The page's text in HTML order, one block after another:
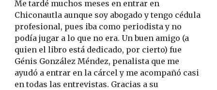
Me tardé muchos meses en entrar en
Chiconautla aunque soy abogado y tengo cédula
profesional, pues iba como periodista y no
podía jugar a lo que no era. Un buen amigo (a
quien el libro está dedicado, por cierto) fue
Génis González Méndez, penalista que me
ayudó a entrar en la cárcel y me acompañó casi
en todas las entrevistas. Gracias a su